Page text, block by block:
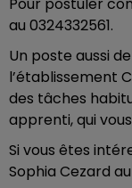
au 0324332561.
Un poste aussi
l’établissement
des tâches
apprenti, qui
Si vous êtes
Sophia Cezard au